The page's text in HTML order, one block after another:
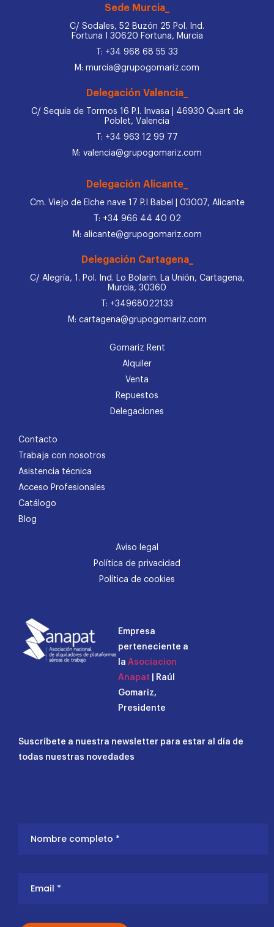
Sede Murcia_
C/ Sodales, 52 Buzón 25 Pol. Ind.
Fortuna I 30620 Fortuna, Murcia
T: +34 968 68 55 33
M: murcia@grupogomariz.com
Delegación Valencia_
C/ Sequia de Tormos 16 P.I. Invasa | 46930 Quart de
Poblet, Valencia
T: +34 963 12 99 77
M: valencia@grupogomariz.com
Delegación Alicante_
Cm. Viejo de Elche nave 17 P.I Babel | 03007, Alicante
T: +34 966 44 40 02
M: alicante@grupogomariz.com
Delegación Cartagena_
C/ Alegría, 1. Pol. Ind. Lo Bolarín. La Unión, Cartagena,
Murcia, 30360
T: +34968022133
M: cartagena@grupogomariz.com
Gomariz Rent
Alquiler
Venta
Repuestos
Delegaciones
Contacto
Trabaja con nosotros
Asistencia técnica
Acceso Profesionales
Catálogo
Blog
Aviso legal
Política de privacidad
Política de cookies
Empresa
perteneciente a
la Asociacion
Anapat | Raúl
Gomariz,
Presidente
Suscríbete a nuestra newsletter para estar al día de
todas nuestras novedades